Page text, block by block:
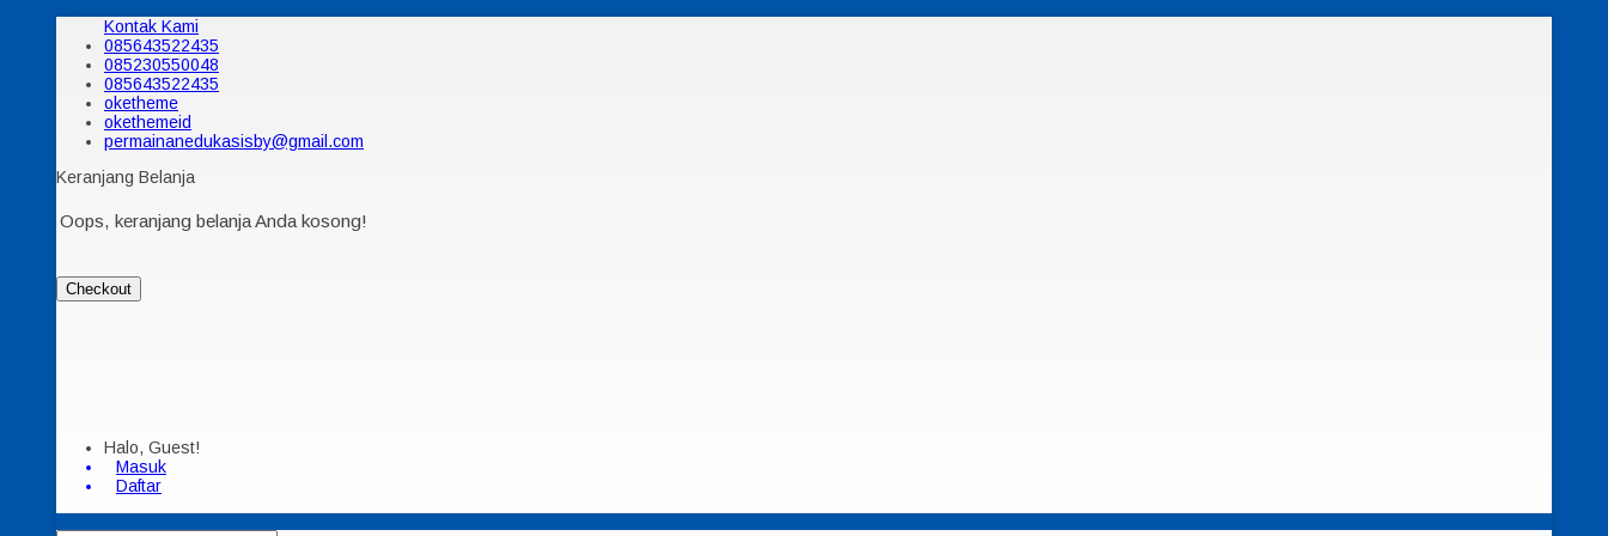
Kontak Kami
085643522435
085230550048
085643522435
oketheme
okethemeid
permainanedukasisby@gmail.com
Keranjang Belanja
Oops, keranjang belanja Anda kosong!
Checkout
Halo, Guest!
Masuk
Daftar